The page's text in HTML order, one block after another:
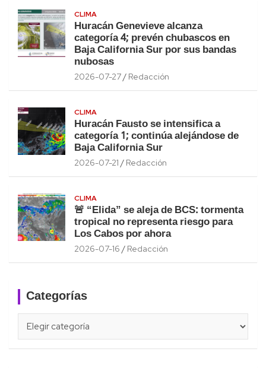
CLIMA
Huracán Genevieve alcanza
categoría 4; prevén chubascos en
Baja California Sur por sus bandas
nubosas
2026-07-27 Redacción
CLIMA
Huracán Fausto se intensifica a
categoría 1; continúa alejándose de
Baja California Sur
2026-07-21 Redacción
CLIMA
🚨 “Elida” se aleja de BCS: tormenta
tropical no representa riesgo para
Los Cabos por ahora
2026-07-16 Redacción
Categorías